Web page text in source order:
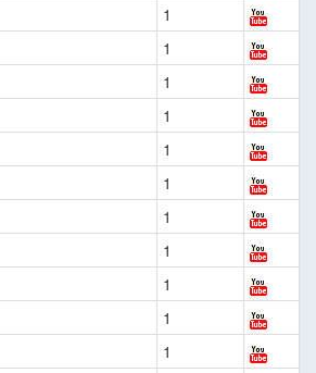
1
1
1
1
1
1
1
1
1
1
1